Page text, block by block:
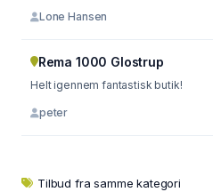
Lone Hansen
Rema 1000 Glostrup
Helt igennem fantastisk butik!
peter
Tilbud fra samme kategori